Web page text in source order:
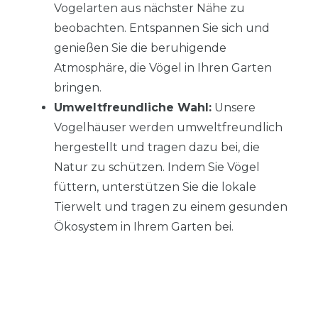
Vogelarten aus nächster Nähe zu
beobachten. Entspannen Sie sich und
genießen Sie die beruhigende
Atmosphäre, die Vögel in Ihren Garten
bringen.
Umweltfreundliche Wahl: Unsere
Vogelhäuser werden umweltfreundlich
hergestellt und tragen dazu bei, die
Natur zu schützen. Indem Sie Vögel
füttern, unterstützen Sie die lokale
Tierwelt und tragen zu einem gesunden
Ökosystem in Ihrem Garten bei.